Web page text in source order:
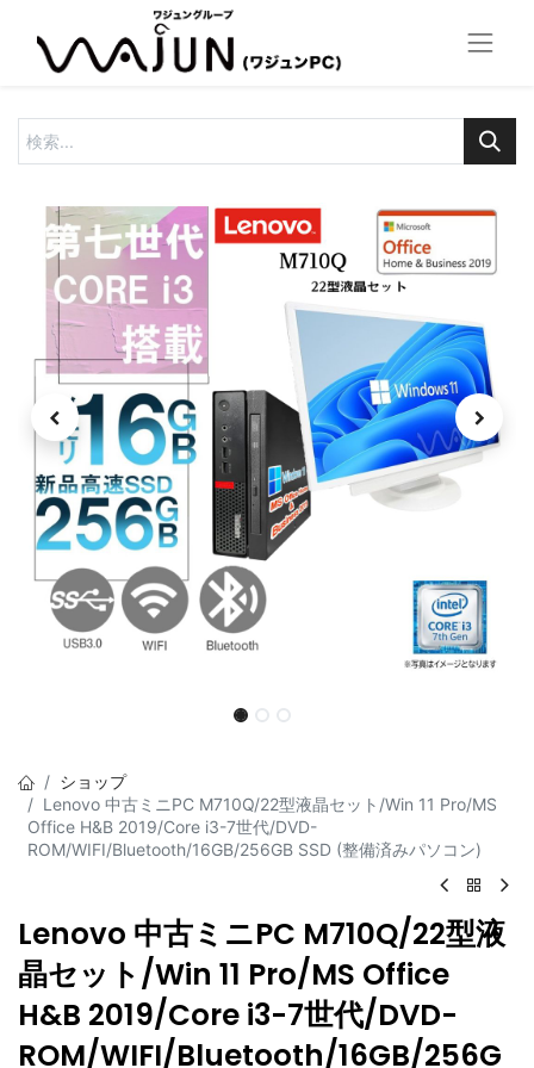
ショップ
Lenovo 中古ミニPC M710Q/22型液晶セット/Win 11 Pro/MS
Office H&B 2019/Core i3-7世代/DVD-
ROM/WIFI/Bluetooth/16GB/256GB SSD (整備済みパソコン)
Lenovo 中古ミニPC M710Q/22型液
晶セット/Win 11 Pro/MS Office
H&B 2019/Core i3-7世代/DVD-
ROM/WIFI/Bluetooth/16GB/256G